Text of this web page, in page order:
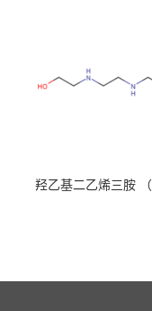
羟乙基二乙烯三胺